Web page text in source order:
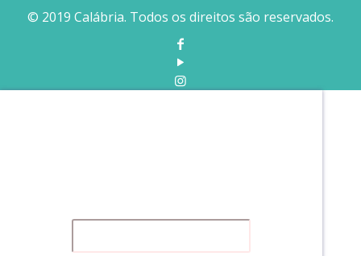
© 2019 Calábria. Todos os direitos são reservados.